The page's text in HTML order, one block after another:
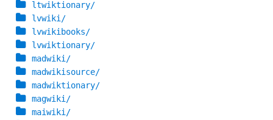
ltwiktionary/
lvwiki/
lvwikibooks/
lvwiktionary/
madwiki/
madwikisource/
madwiktionary/
magwiki/
maiwiki/